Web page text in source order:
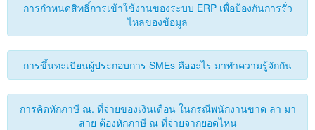
การกำหนดสิทธิ์การเข้าใช้งานของระบบ ERP เพื่อป้องกันการรั่ว
ไหลของข้อมูล
การขึ้นทะเบียนผู้ประกอบการ SMEs คืออะไร มาทำความรู้จักกัน
การคิดหักภาษี ณ. ที่จ่ายของเงินเดือน ในกรณีพนักงานขาด ลา มา
สาย ต้องหักภาษี ณ ที่จ่ายจากยอดไหน